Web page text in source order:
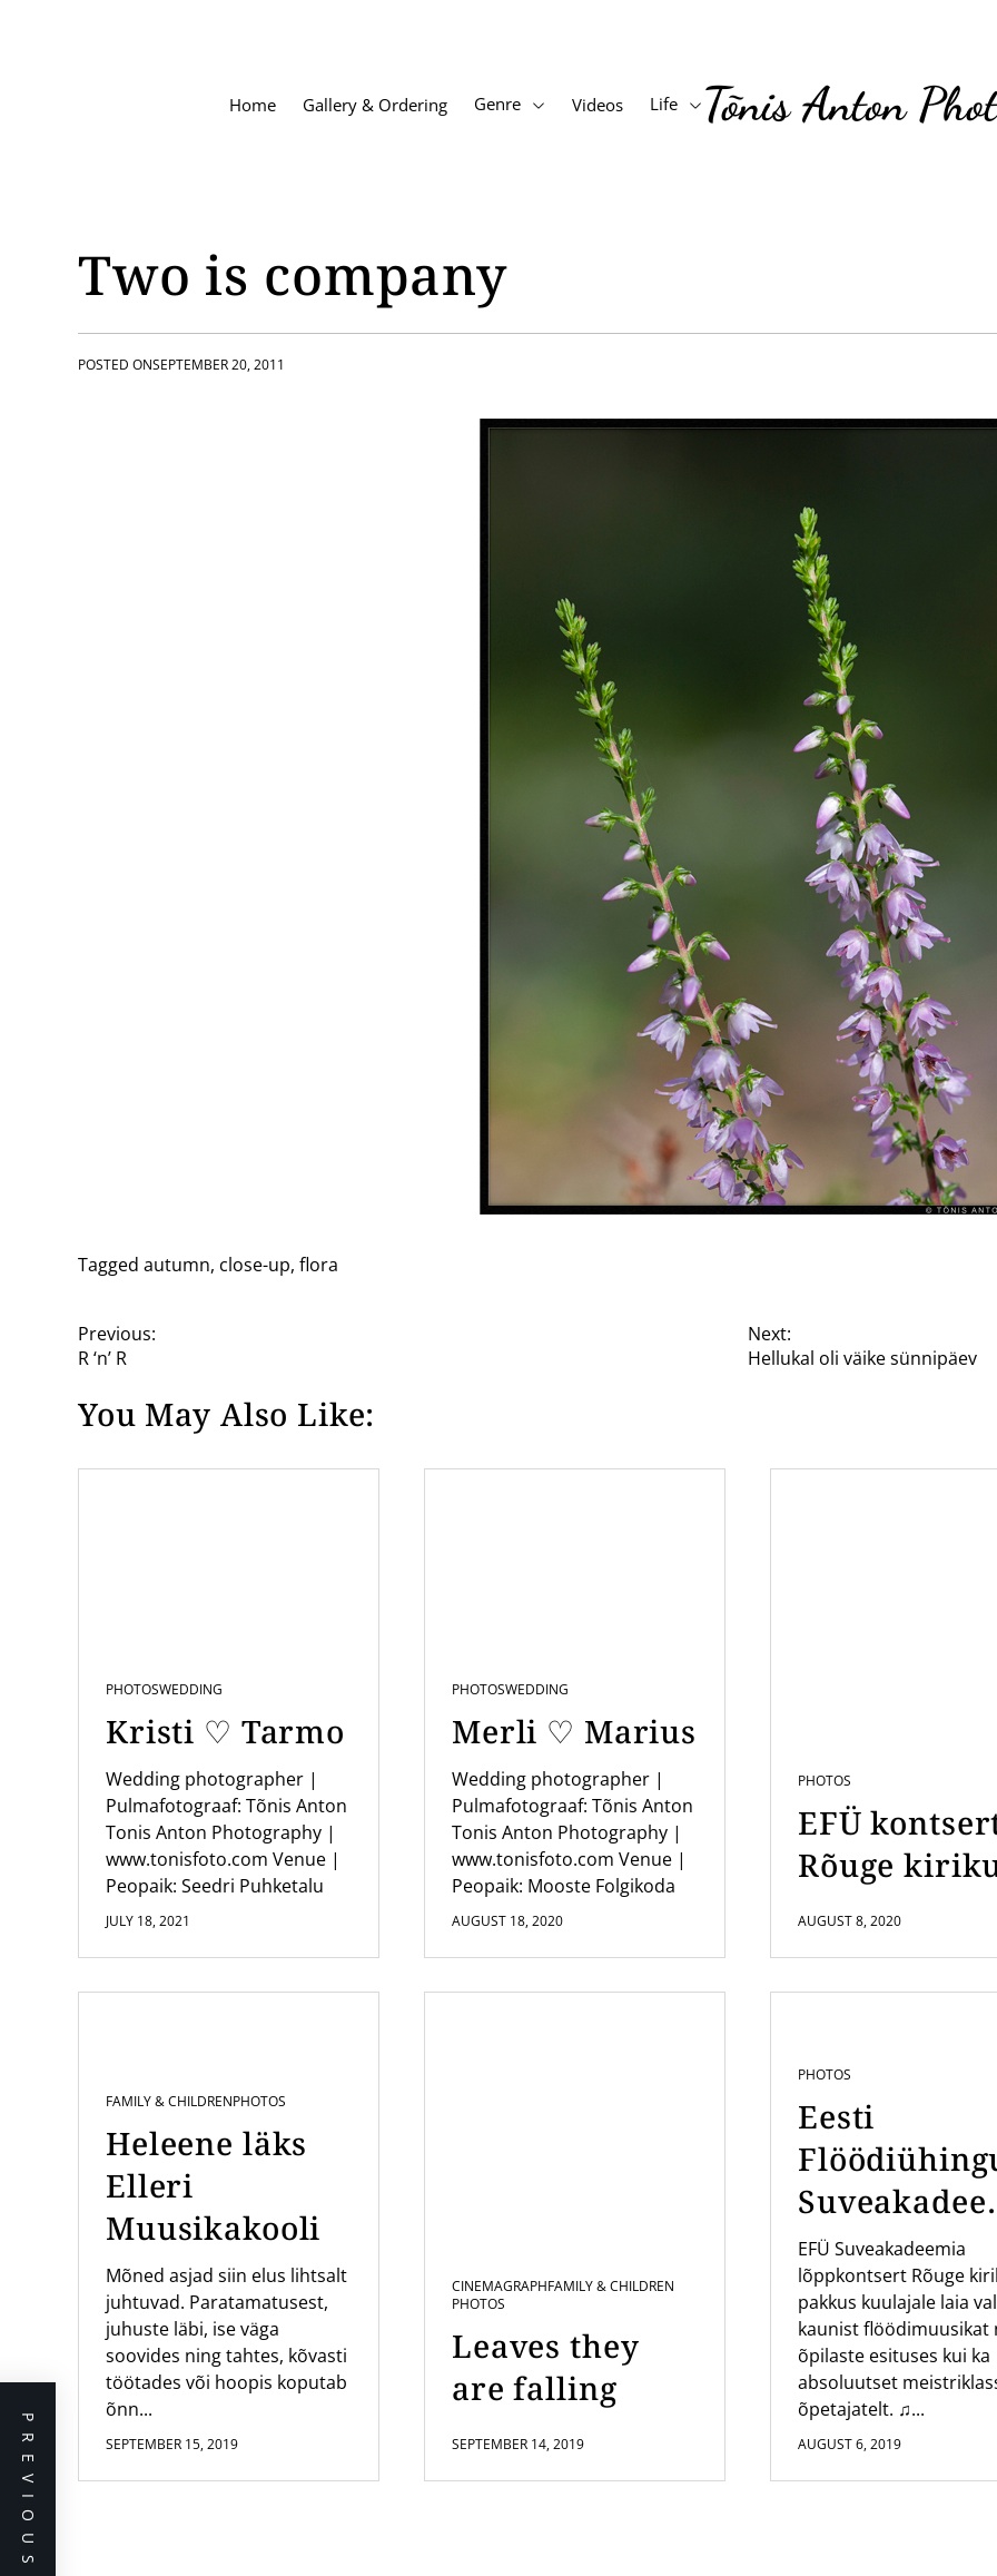
Home Gallery & Ordering Genre Videos Life Tõnis Anton
Two is company
POSTED ONSEPTEMBER 20, 2011
Tagged autumn, close-up, flora
P
o
s
Previous:
R ‘n’ R
Next:
Hellukal oli väike sünnipäev
PREVIOUS
You May Also Like:
PHOTOSWEDDING
Kristi ♡ Tarmo
Wedding photographer |
Pulmafotograaf: Tõnis Anton
Tonis Anton Photography |
www.tonisfoto.com Venue |
Peopaik: Seedri Puhketalu
JULY 18, 2021
PHOTOSWEDDING
Merli ♡ Marius
Wedding photographer |
Pulmafotograaf: Tõnis Anton
Tonis Anton Photography |
www.tonisfoto.com Venue |
Peopaik: Mooste Folgikoda
AUGUST 18, 2020
PHOTOS
EFÜ
Rõuge
AUGUST 8, 2020
FAMILY & CHILDRENPHOTOS
Heleene läks
Elleri
Muusikakooli
Mõned asjad siin elus lihtsalt
juhtuvad. Paratamatusest,
juhuste läbi, ise väga
soovides ning tahtes, kõvasti
töötades või hoopis koputab
õnn...
SEPTEMBER 15, 2019
CINEMAGRAPHFAMILY & CHILDREN
PHOTOS
Leaves they
are falling
SEPTEMBER 14, 2019
PHOTOS
Eesti
a kontsert
Rõuge
EFÜ Suveakadeemia
lõppkontsert Rõuge
pakkus kuulajale laia
kaunist flöödimuusikat
õpilaste esituses kui ka
absoluutset
õpetajatelt. ♫...
AUGUST 6, 2019